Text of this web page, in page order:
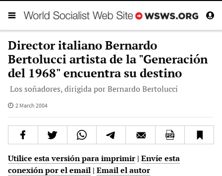
Director italiano Bernardo
Bertolucci artista de la "Generación
del 1968" encuentra su destino
Los soñadores, dirigida por Bernardo Bertolucci
2 March 2004
Utilice esta versión para imprimir | Envíe esta
conexión por el email | Email el autor